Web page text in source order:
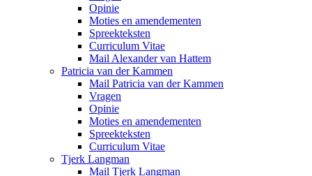
Opinie
Moties en amendementen
Spreekteksten
Curriculum Vitae
Mail Alexander van Hattem
Patricia van der Kammen
Mail Patricia van der Kammen
Vragen
Opinie
Moties en amendementen
Spreekteksten
Curriculum Vitae
Tjerk Langman
Mail Tjerk Langman